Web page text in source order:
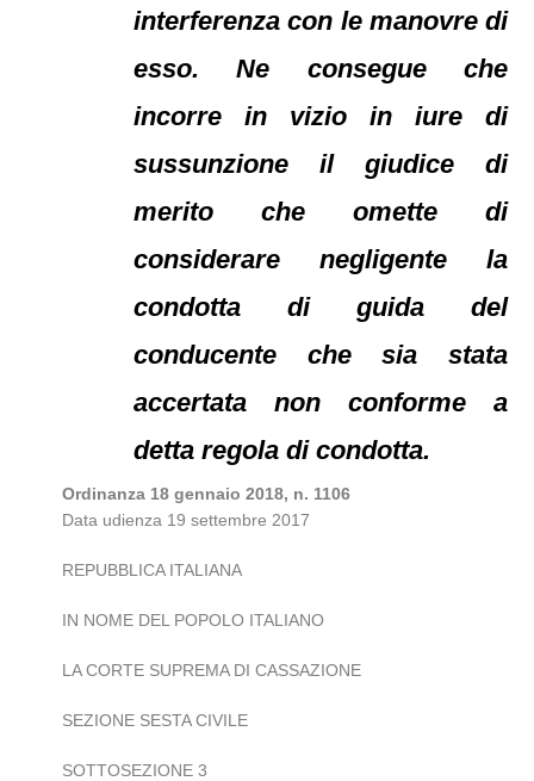
interferenza con le manovre di
esso. Ne consegue che
incorre in vizio in iure di
sussunzione il giudice di
merito che omette di
considerare negligente la
condotta di guida del
conducente che sia stata
accertata non conforme a
detta regola di condotta.
Ordinanza 18 gennaio 2018, n. 1106
Data udienza 19 settembre 2017
REPUBBLICA ITALIANA
IN NOME DEL POPOLO ITALIANO
LA CORTE SUPREMA DI CASSAZIONE
SEZIONE SESTA CIVILE
SOTTOSEZIONE 3